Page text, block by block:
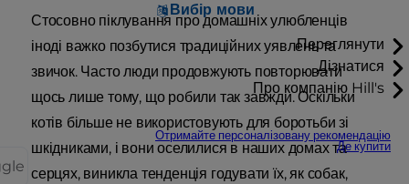
Вибір мови
Переглянути
Дізнатися
Про компанію Hill's
Отримайте персоналізовану рекомендацію
Де купити
Стосовно піклування про домашніх улюбленців
іноді важко позбутися традиційних уявлень та
звичок. Часто люди продовжують повторювати
щось лише тому, що робили так завжди. Оскільки
котів більше не використовують для боротьби зі
шкідниками, і вони оселилися в наших домах та
серцях, виникла тенденція годувати їх, як собак,